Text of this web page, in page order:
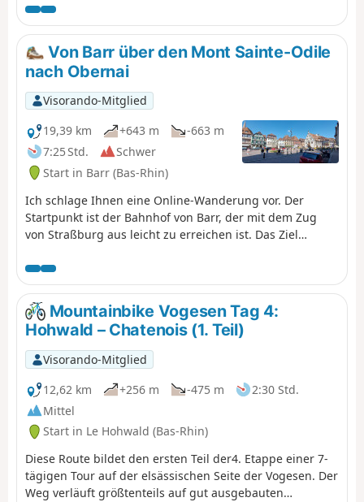
der Vogesen ist zugleich eine der
längsten der Reise. Sie beginnt in den
Weinbergen und führt Sie durch die
Wälder des Vorgebirges über den
Ungersberg-Pass, bevor Sie die kleine
Stadt Châtenois mit ihren Stadtmauern
erreichen. Einen Bericht über diese elfte
Etappe von Olivier Terrenère finden Sie in
„Passion Vosges“.
Von Barr über den Mont Sainte-Odile
nach Obernai
Visorando-Mitglied
19,39 km
+643 m
-663 m
7:25 Std.
Schwer
Start in Barr (Bas-Rhin)
Ich schlage Ihnen eine Online-Wanderung vor. Der
Startpunkt ist der Bahnhof von Barr, der mit dem Zug
von Straßburg aus leicht zu erreichen ist. Das Ziel
recht einfach einen Zug zurück nach Straßburg nehmen
können; unter der Woche fährt stündlich einer. Auf der
Strecke entdecken Sie die Dörfer Barr, Saint-Nabor,
Bernardswiller und die Stadt Obernai, wobei Sie
zunächst durch die Weinberge und dann durch den
Wald auf den Höhen des Mont Sainte-Odile führen. Sie
können die Ruinen der imposanten Burg Landsberg (12.
Jahrhundert) bewundern. Sie können die Abtei
Hohenbourg besichtigen, die im Jahr 680 von der
Heiligen Odilia, der Schutzpatronin des Elsass,
gegründet wurde, und die Ruinen der Abtei
Niedermünster im Tal bewundern. Viel Spaß beim
Entdecken!
Mountainbike Vogesen Tag 4:
Hohwald – Chatenois (1. Teil)
Visorando-Mitglied
12,62 km
+256 m -475 m
2:30 Std.
Mittel
Start in Le Hohwald (Bas-Rhin)
Diese Route bildet den ersten Teil der4. Etappe einer 7-
tägigen Tour auf der elsässischen Seite der Vogesen. Der
Weg verläuft größtenteils auf gut ausgebauten